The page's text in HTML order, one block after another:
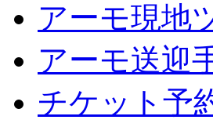
アーモ現地
アーモ送迎
チケット予